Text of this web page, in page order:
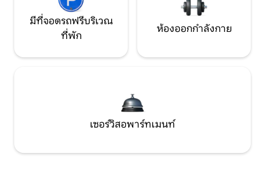
มีที่จอดรถฟรีบริเวณ
ที่พัก
ห้องออกกำลังกาย
เซอร์วิสอพาร์ทเมนท์